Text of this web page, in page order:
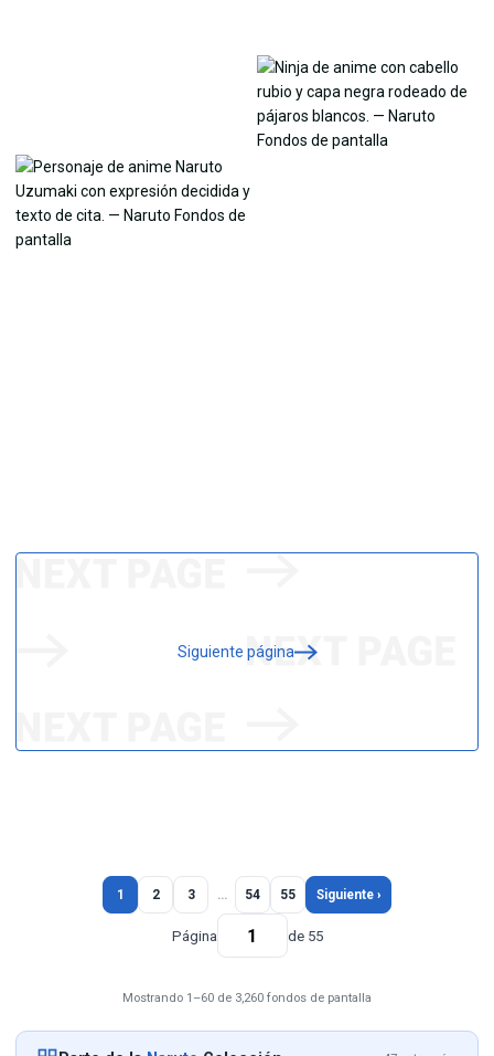
Siguiente página
1 2 3 … 54 55 Siguiente ›
Página de 55
Mostrando 1–60 de 3,260 fondos de pantalla